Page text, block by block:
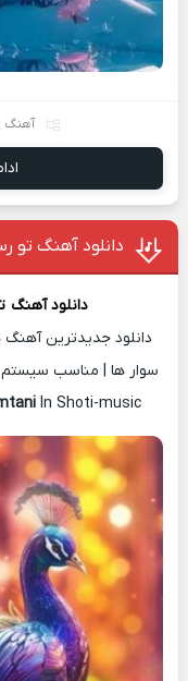
آهنگ
دانلود آهنگ
دانلود آهنگ
دانلود جدیدترین آهنگ
سوار ها | مناسب
In Shoti-music